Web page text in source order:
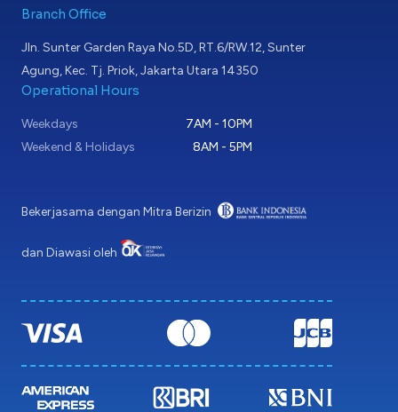
Branch Office
Jln. Sunter Garden Raya No.5D, RT.6/RW.12, Sunter
Agung, Kec. Tj. Priok, Jakarta Utara 14350
Operational Hours
Weekdays
7AM - 10PM
Weekend & Holidays
8AM - 5PM
Bekerjasama dengan Mitra Berizin
dan Diawasi oleh